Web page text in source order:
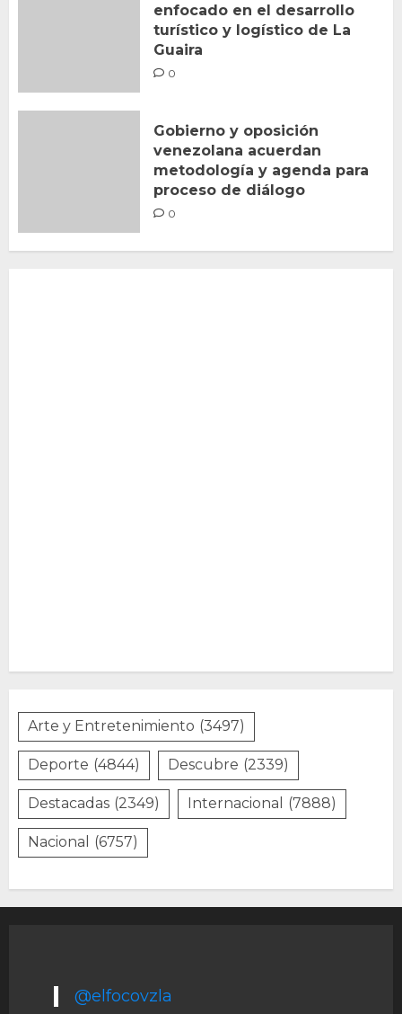
enfocado en el desarrollo
turístico y logístico de La
Guaira
0
Gobierno y oposición
venezolana acuerdan
metodología y agenda para
proceso de diálogo
0
Arte y Entretenimiento (3497)
Deporte (4844) Descubre (2339)
Destacadas (2349) Internacional (7888)
Nacional (6757)
@elfocovzla